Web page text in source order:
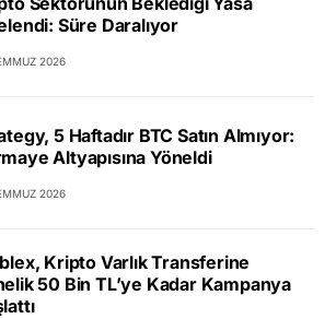
Süre Daralıyor
2026
5 Haftadır BTC Satın Almıyor:
Altyapısına Yöneldi
2026
Kripto Varlık Transferine
50 Bin TL’ye Kadar Kampanya